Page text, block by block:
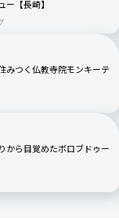
【長崎】
みつく仏教寺院モンキーテ
から目覚めたボロブドゥー